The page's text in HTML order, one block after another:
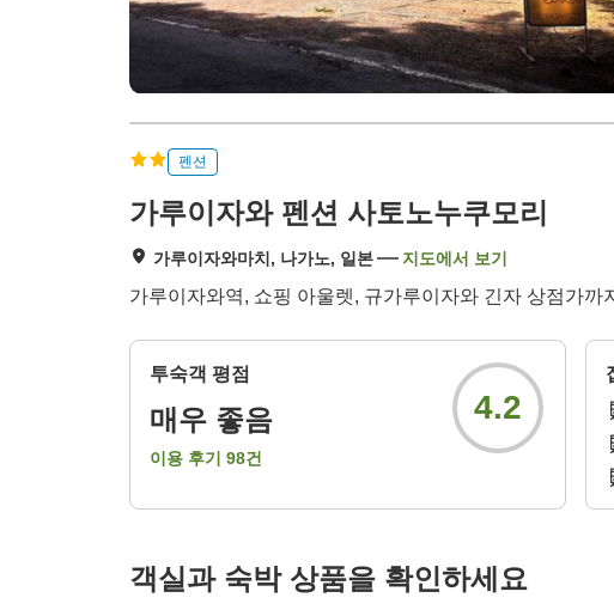
펜션
가루이자와 펜션 사토노누쿠모리
가루이자와마치, 나가노, 일본 지도에서 보기
가루이자와역, 쇼핑 아울렛, 규가루이자와 긴자 상점가
투숙객 평점
매우 좋음
이용 후기 98건
4.2
객실과 숙박 상품을 확인하세요